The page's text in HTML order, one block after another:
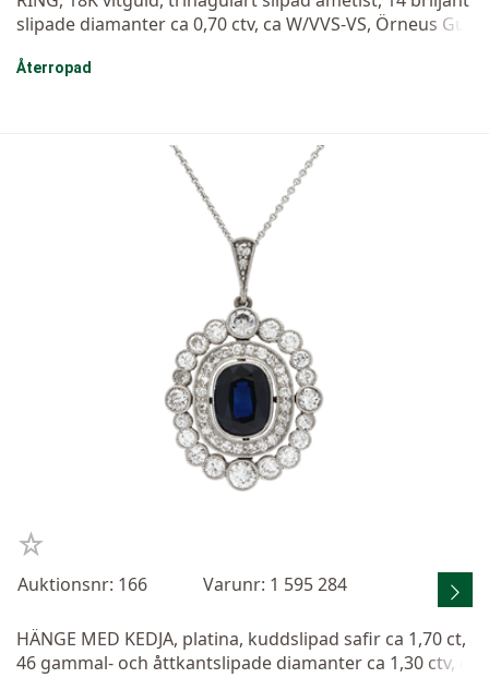
slipade diamanter ca 0,70 ctv, ca W/VVS-VS, Örneus Gul
Återropad
Auktionsnr: 166 Varunr: 1 595 284
HÄNGE MED KEDJA, platina, kuddslipad safir ca 1,70 ct,
46 gammal- och åttkantslipade diamanter ca 1,30 ctv, c